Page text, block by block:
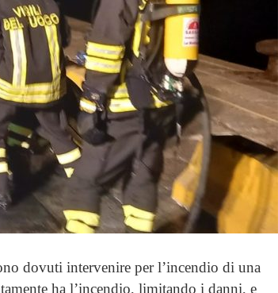
dovuti intervenire per l’incendio di una
ha l’incendio, limitando i danni, e